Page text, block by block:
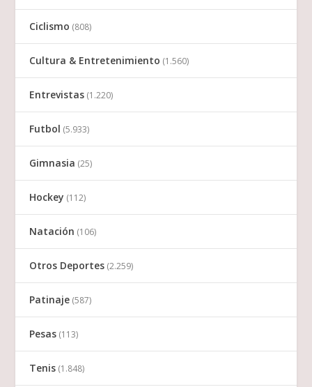
Ciclismo (808)
Cultura & Entretenimiento (1.560)
Entrevistas (1.220)
Futbol (5.933)
Gimnasia (25)
Hockey (112)
Natación (106)
Otros Deportes (2.259)
Patinaje (587)
Pesas (113)
Tenis (1.848)